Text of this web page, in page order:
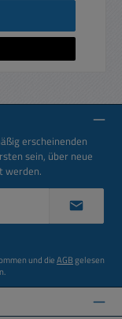
erscheinenden
sein, über neue
werden.
und dieAGBgelesen